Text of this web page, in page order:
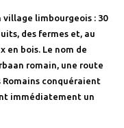
village limbourgeois : 30
des fermes et, au
en bois. Le nom de
romain, une route
Romains conquéraient
immédiatement un